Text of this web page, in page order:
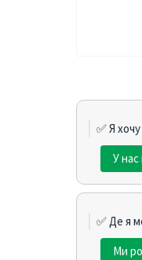
✅ Я
У
✅ Де я
Ми